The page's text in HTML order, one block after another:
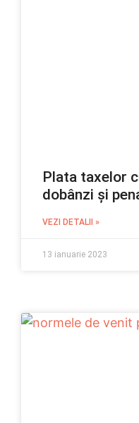
Plata taxelor
dobânzi și
VEZI DETALII »
13 ianuarie 2023